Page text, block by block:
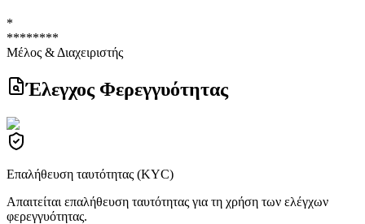
*
********
Μέλος & Διαχειριστής
Έλεγχος Φερεγγυότητας
Επαλήθευση ταυτότητας (KYC)
Απαιτείται επαλήθευση ταυτότητας για τη χρήση των ελέγχων
φερεγγυότητας.